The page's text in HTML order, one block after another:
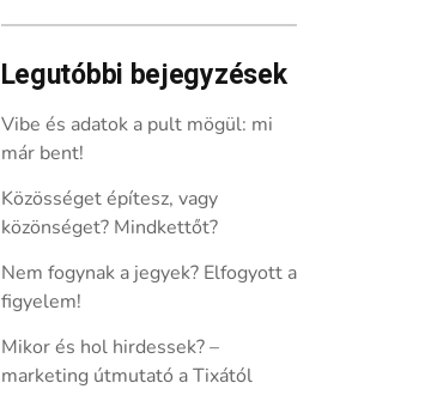
Legutóbbi bejegyzések
Vibe és adatok a pult mögül: mi
már bent!
Közösséget építesz, vagy
közönséget? Mindkettőt?
Nem fogynak a jegyek? Elfogyott a
figyelem!
Mikor és hol hirdessek? –
marketing útmutató a Tixától